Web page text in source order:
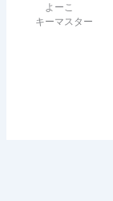
よーこ
キーマスター